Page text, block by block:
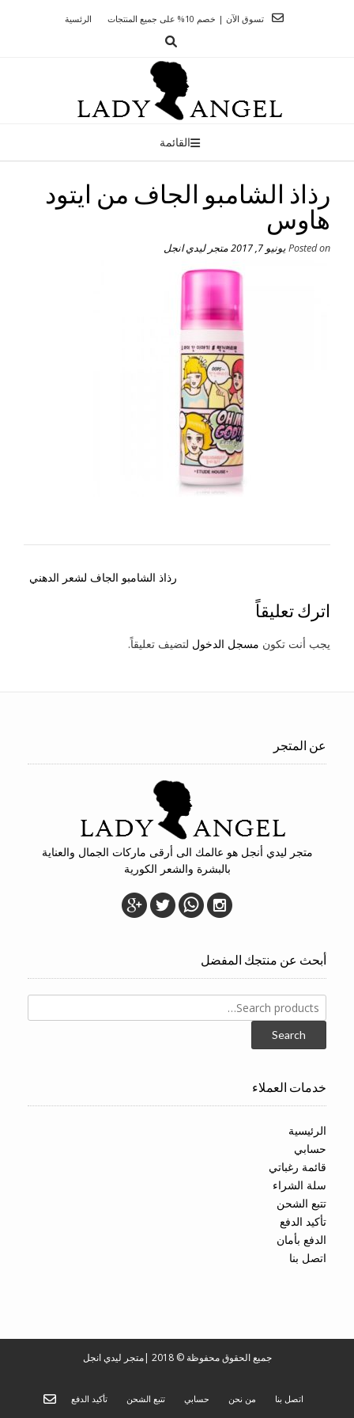
الرئسية تسوق الآن | خصم 10% على جميع المنتجات
القائمة
رذاذ الشامبو الجاف من ايتود
هاوس
Posted onيونيو 7, 2017 متجر ليدي انجل
رذاذ الشامبو الجاف لشعر الدهني
اترك تعليقاً
يجب أنت تكون مسجل الدخول لتضيف تعليقاً.
عن المتجر
متجر ليدي أنجل هو عالمك الى أرقى ماركات الجمال والعناية
بالبشرة والشعر الكورية
أبحث عن منتجك المفضل
Search
for:
Search
خدمات العملاء
الرئيسية
حسابي
قائمة رغباتي
سلة الشراء
تتبع الشحن
تأكيد الدفع
الدفع بأمان
اتصل بنا
جميع الحقوق محفوظة © 2018 |متجر ليدي انجل
اتصل بنا من نحن حسابي تتبع الشحن تأكيد الدفع